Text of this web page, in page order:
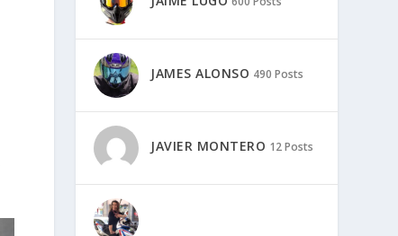
JAMES ALONSO 490 Posts
JAVIER MONTERO 12 Posts